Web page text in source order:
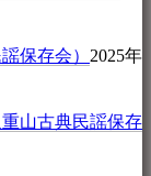
保存会） 2025年
山古典民謡保存